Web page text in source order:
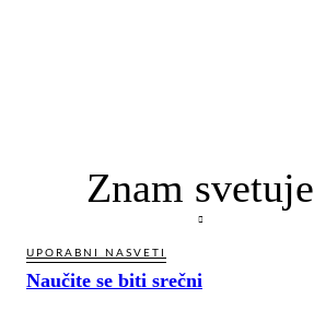
Znam svetuje
UPORABNI NASVETI
Naučite se biti srečni